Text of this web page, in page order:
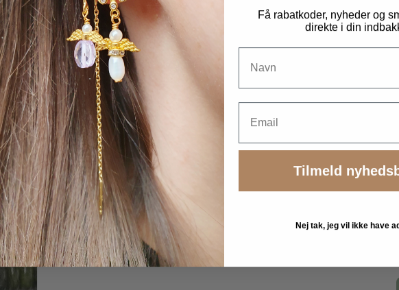
120 stk, Perle af Taiwan Jade, hel perlestreng, naturlig
mørkegrøn, rondel-formet, diameter 8 mm, højde 3 mm,
huldiameter 1,4 mm.
Taiwan jade, mørkgrøn, rondelformet perle, 8x3 mm, 20 stk
17269BE-8x3mm
Få rabatkoder, nyheder og
direkte i din
Tilmeld
Nej tak, jeg vil ikke have